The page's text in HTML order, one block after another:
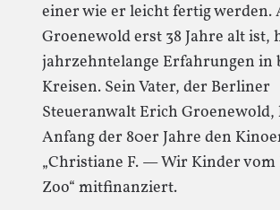
einer wie er leicht fertig werden.
Groenewold erst 38 Jahre alt ist,
jahrzehntelange Erfahrungen in
Kreisen. Sein Vater, der Berliner
Steueranwalt Erich Groenewold,
Anfang der 80er Jahre den
„Christiane F. — Wir Kinder
Zoo“ mitfinanziert.